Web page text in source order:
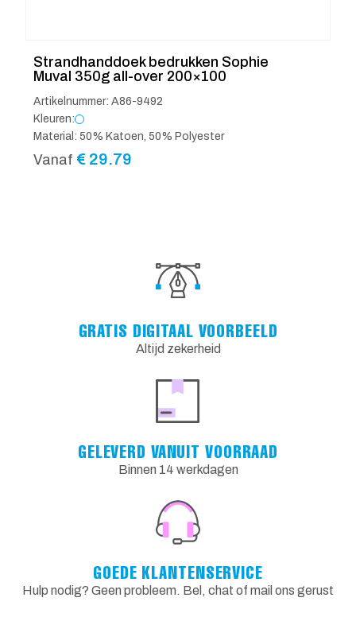
Strandhanddoek bedrukken Sophie
Muval 350g all-over 200×100
Artikelnummer: A86-9492
Kleuren:
Material: 50% Katoen, 50% Polyester
Vanaf € 29.79
GRATIS DIGITAAL VOORBEELD
Altijd zekerheid
GELEVERD VANUIT VOORRAAD
Binnen 14 werkdagen
GOEDE KLANTENSERVICE
Hulp nodig? Geen probleem. Bel, chat of mail ons gerust